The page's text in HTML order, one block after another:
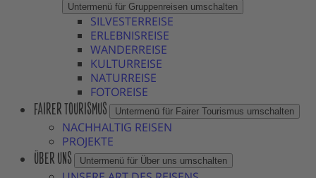
Untermenü für Gruppenreisen umschalten
SILVESTERREISE
ERLEBNISREISE
WANDERREISE
KULTURREISE
NATURREISE
FOTOREISE
FAIRER TOURISMUS Untermenü für Fairer Tourismus umschalten
NACHHALTIG REISEN
PROJEKTE
ÜBER UNS Untermenü für Über uns umschalten